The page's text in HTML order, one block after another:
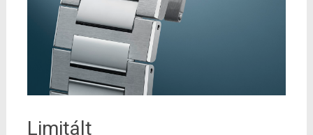
Limitált